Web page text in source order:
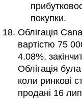
покупки.
Облігація
вартістю 75
4.08%,
Облігація
коли ринкові
продані 16